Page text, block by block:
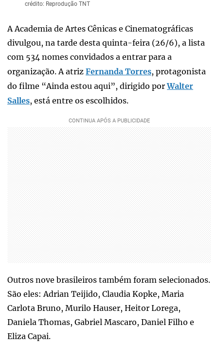
crédito: Reprodução TNT
A Academia de Artes Cênicas e Cinematográficas
divulgou, na tarde desta quinta-feira (26/6), a lista
com 534 nomes convidados a entrar para a
organização. A atriz Fernanda Torres, protagonista
do filme “Ainda estou aqui”, dirigido porWalter
Salles, está entre os escolhidos.
Outros nove brasileiros também foram selecionados.
São eles: Adrian Teijido, Claudia Kopke, Maria
Carlota Bruno, Murilo Hauser, Heitor Lorega,
Daniela Thomas, Gabriel Mascaro, Daniel Filho e
Eliza Capai.